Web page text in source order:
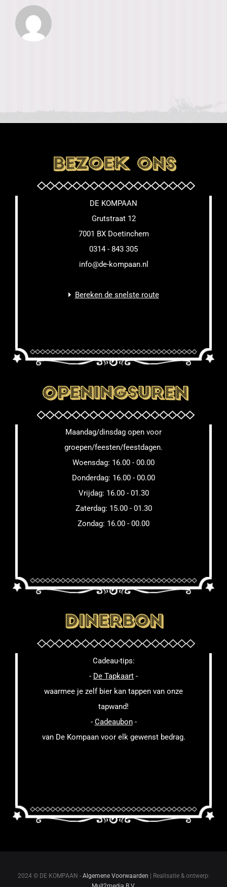
DE KOMPAAN
Grutstraat 12
7001 BX Doetinchem
0314 - 843 305
info@de-kompaan.nl
Bereken de snelste route
Maandag/dinsdag open voor
groepen/feesten/feestdagen.
Woensdag: 16.00 - 00.00
Donderdag: 16.00 - 00.00
Vrijdag: 16.00 - 01.30
Zaterdag: 15.00 - 01.30
Zondag: 16.00 - 00.00
Cadeau-tips:
- De Tapkaart -
waarmee je zelf bier kan tappen van onze
tapwand!
- Cadeaubon-
van De Kompaan voor elk gewenst bedrag.
2024 © DE KOMPAAN - Algemene Voorwaarden | Realisatie & ontwerp: